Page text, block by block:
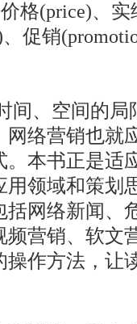
格(price)、实
、促销
、空间的局
络营销也就
本书正是适
领域和策划
网络新闻、
营销、软文
作方法，让